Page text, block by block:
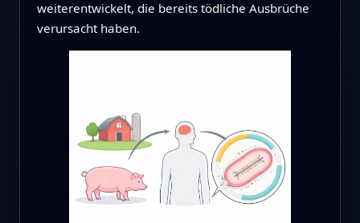
weiterentwickelt, die bereits tödliche Ausbrüche
verursacht haben.